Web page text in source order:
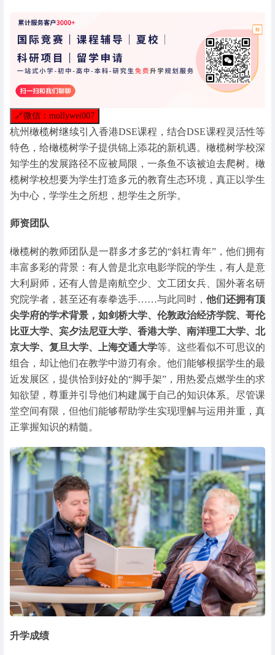
🔗微信：mollywei007
杭州橄榄树继续引入香港DSE课程，结合DSE课程灵活性等
特色，给橄榄树学子提供锦上添花的新机遇。橄榄树学校深
知学生的发展路径不应被局限，一条鱼不该被迫去爬树。橄
榄树学校想要为学生打造多元的教育生态环境，真正以学生
为中心，学学生之所想，想学生之所学。
师资团队
橄榄树的教师团队是一群多才多艺的“斜杠青年”，他们拥有
丰富多彩的背景：有人曾是北京电影学院的学生，有人是意
大利厨师，还有人曾是南航空少、文工团女兵、国外著名研
究院学者，甚至还有泰拳选手……与此同时， 他们还拥有顶
尖学府的学术背景，如剑桥大学、伦敦政治经济学院、哥伦
比亚大学、宾夕法尼亚大学、香港大学、南洋理工大学、北
京大学、复旦大学、上海交通大学等。这些看似不可思议的
组合，却让他们在教学中游刃有余。他们能够根据学生的最
近发展区，提供恰到好处的“脚手架”，用热爱点燃学生的求
知欲望，尊重并引导他们构建属于自己的知识体系。尽管课
堂空间有限，但他们能够帮助学生实现理解与运用并重，真
正掌握知识的精髓。
升学成绩